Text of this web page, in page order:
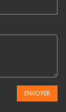
ENVOYER